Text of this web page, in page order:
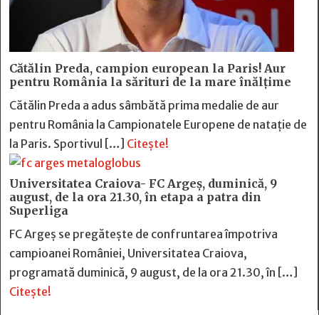
Cătălin Preda, campion european la Paris! Aur
pentru România la sărituri de la mare înălțime
Cătălin Preda a adus sâmbătă prima medalie de aur
pentru România la Campionatele Europene de natație de
la Paris. Sportivul […] Citește!
Universitatea Craiova- FC Argeș, duminică, 9
august, de la ora 21.30, în etapa a patra din
Superliga
FC Argeș se pregătește de confruntarea împotriva
campioanei României, Universitatea Craiova,
programată duminică, 9 august, de la ora 21.30, în […]
Citește!